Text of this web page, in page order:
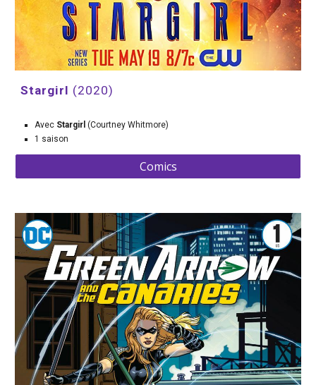
Stargirl (2020)
Avec Stargirl (Courtney Whitmore)
1 saison
Comics